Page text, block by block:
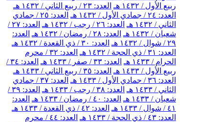
ربيع الأول / ١٤٣٢ هـ
العدد: ٢٣ / ربيع الثاني / ١٤٣٢ هـ
العدد: ٢٤ / جمادي الأول / ١٤٣٢ هـ
العدد: ٢٥ / جمادي
الثاني / ١٤٣٢ هـ
العدد: ٢٦ / رجب / ١٤٣٢ هـ
العدد: ٢٧ /
شعبان / ١٤٣٢ هـ
العدد: ٢٨ / رمضان / ١٤٣٢ هـ
العدد:
٢٩ / شوال / ١٤٣٢ هـ
العدد: ٣٠ / ذي القعدة / ١٤٣٢ هـ
العدد: ٣١ / ذي الحجة / ١٤٣٢ هـ
العدد: ٣٢ / محرم
الحرام / ١٤٣٣ هـ
العدد: ٣٣ / صفر / ١٤٣٣ هـ
العدد: ٣٤ /
ربيع الأول / ١٤٣٣ هـ
العدد: ٣٥ / ربيع الثاني / ١٤٣٣ هـ
العدد: ٣٦ / جمادي الأول / ١٤٣٣ هـ
العدد: ٣٧ / جمادي
الثاني / ١٤٣٣ هـ
العدد: ٣٨ / رجب / ١٤٣٣ هـ
العدد: ٣٩ /
شعبان / ١٤٣٣ هـ
العدد: ٤٠ / رمضان / ١٤٣٣ هـ
العدد:
٤١ / شوال / ١٤٣٣ هـ
العدد: ٤٢ / ذي القعدة / ١٤٣٣ هـ
العدد: ٤٣ / ذي الحجة / ١٤٣٣ هـ
العدد: ٤٤ / محرم